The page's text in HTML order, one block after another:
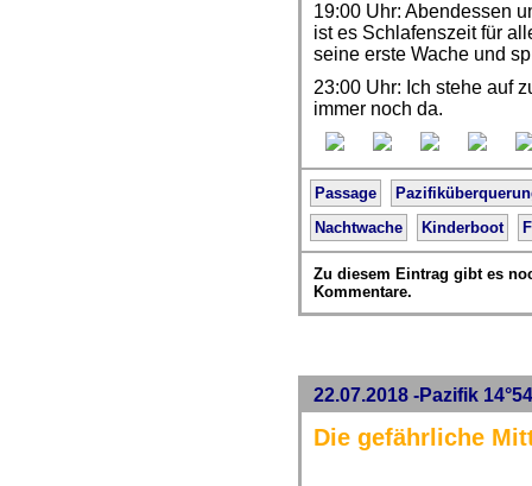
19:00 Uhr: Abendessen
ist es Schlafenszeit für
seine erste Wache und
23:00 Uhr: Ich stehe auf
immer noch da.
Passage
Nachtwache
Kinderboot
Zu diesem Eintrag gibt es
Kommentare.
22.07.2018 -Pazifik
Die gefährliche